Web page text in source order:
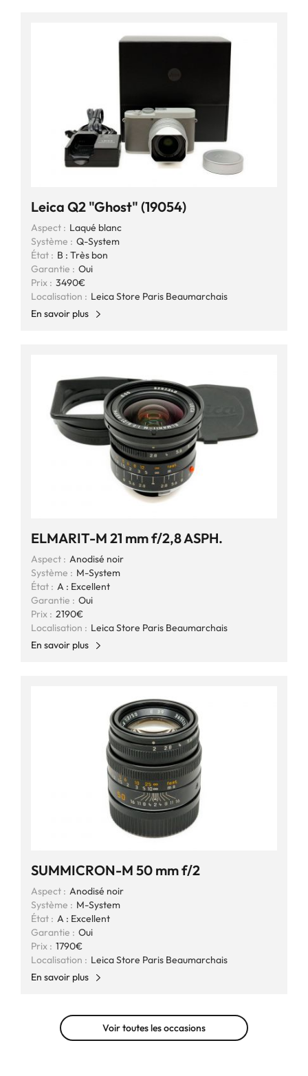
Leica Q2 "Ghost" (19054)
Aspect : Laqué blanc
Système : Q-System
État : B : Très bon
Garantie : Oui
Prix : 3490€
Localisation : Leica Store Paris Beaumarchais
En savoir plus
ELMARIT-M 21 mm f/2,8 ASPH.
Aspect : Anodisé noir
Système : M-System
État : A : Excellent
Garantie : Oui
Prix : 2190€
Localisation : Leica Store Paris Beaumarchais
En savoir plus
SUMMICRON-M 50 mm f/2
Aspect : Anodisé noir
Système : M-System
État : A : Excellent
Garantie : Oui
Prix : 1790€
Localisation : Leica Store Paris Beaumarchais
En savoir plus
Voir toutes les occasions